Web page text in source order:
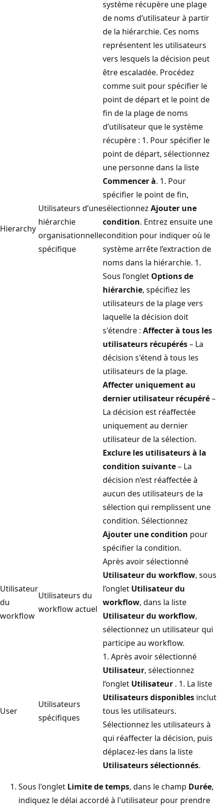
Hierarchy
Utilisateurs d’une
hiérarchie
organisationnelle
spécifique
système récupère une plage
de noms d’utilisateur à partir
de la hiérarchie. Ces noms
représentent les utilisateurs
vers lesquels la décision peut
être escaladée. Procédez
comme suit pour spécifier le
point de départ et le point de
fin de la plage de noms
d’utilisateur que le système
récupère : 1. Pour spécifier le
point de départ, sélectionnez
une personne dans la liste
Commencer à. 1. Pour
spécifier le point de fin,
sélectionnez Ajouter une
condition. Entrez ensuite une
condition pour indiquer où le
système arrête l’extraction de
noms dans la hiérarchie. 1.
Sous l’onglet Options de
hiérarchie, spécifiez les
utilisateurs de la plage vers
laquelle la décision doit
s'étendre : Affecter à tous les
utilisateurs récupérés– La
décision s'étend à tous les
utilisateurs de la plage.
Affecter uniquement au
dernier utilisateur récupéré–
La décision est réaffectée
uniquement au dernier
utilisateur de la sélection.
Exclure les utilisateurs à la
condition suivante– La
décision n’est réaffectée à
aucun des utilisateurs de la
sélection qui remplissent une
condition. Sélectionnez
Ajouter une condition pour
spécifier la condition.
Utilisateur
du
workflow
Utilisateurs du
workflow actuel
Après avoir sélectionné
Utilisateur du workflow, sous
l’onglet Utilisateur du
workflow, dans la liste
Utilisateur du workflow,
sélectionnez un utilisateur qui
participe au workflow.
User
Utilisateurs
spécifiques
1. Après avoir sélectionné
Utilisateur, sélectionnez
l’onglet Utilisateur . 1. La liste
Utilisateurs disponibles inclut
tous les utilisateurs.
Sélectionnez les utilisateurs à
qui réaffecter la décision, puis
déplacez-les dans la liste
Utilisateurs sélectionnés.
Sous l'onglet Limite de temps, dans le champ Durée,
indiquez le délai accordé à l'utilisateur pour prendre